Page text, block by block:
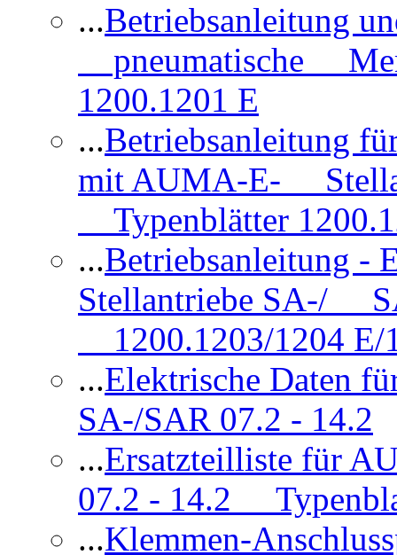
...Betriebsanleitung
pneumatische
1200.1201 E
...Betriebsanleitung
mit AUMA-E-
Typenblätter
...Betriebsanleitung
Stellantriebe SA-/
1200.1203/1204 E/
...Elektrische Daten
SA-/SAR 07.2 - 14.2
...Ersatzteilliste für
07.2 - 14.2
...Klemmen-